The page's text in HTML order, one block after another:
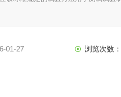
01-27 浏览次数：